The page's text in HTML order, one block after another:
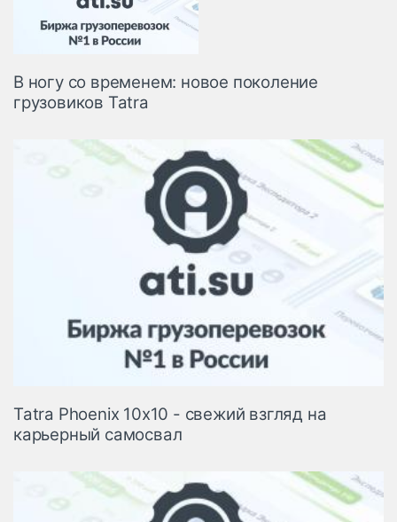
В ногу со временем: новое поколение
грузовиков Tatra
Tatra Phoenix 10x10 - свежий взгляд на
карьерный самосвал